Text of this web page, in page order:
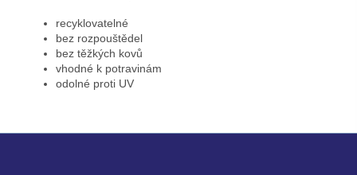
recyklovatelné
bez rozpouštědel
bez těžkých kovů
vhodné k potravinám
odolné proti UV